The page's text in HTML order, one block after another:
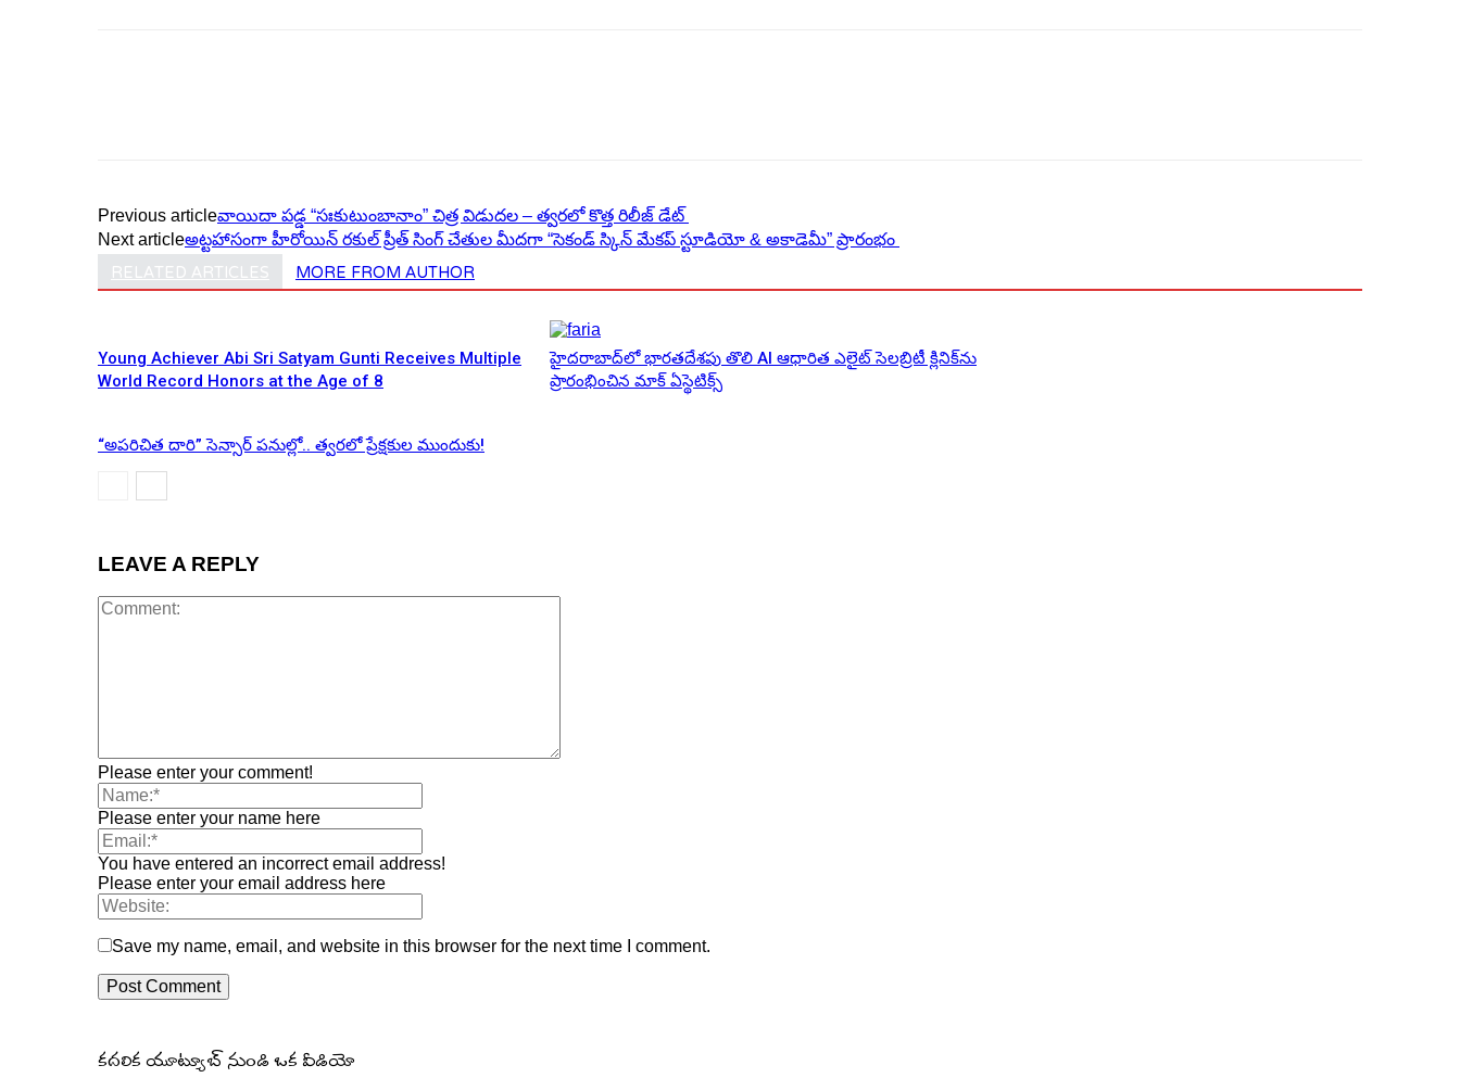
Previous articleవాయిదా పడ్డ “సఃకుటుంబానాం” చిత్ర విడుదల – త్వరలో కొత్త రిలీజ్ డేట్
Next articleఅట్టహాసంగా హీరోయిన్ రకుల్ ప్రీత్ సింగ్ చేతుల మీదగా “సెకండ్ స్కిన్ మేకప్ స్టూడియో & అకాడెమీ” ప్రారంభం
RELATED ARTICLES MORE FROM AUTHOR
Young Achiever Abi Sri Satyam Gunti Receives Multiple
World Record Honors at the Age of 8
హైదరాబాద్‌లో భారతదేశపు తొలి AI ఆధారిత ఎలైట్ సెలబ్రిటీ క్లినిక్‌ను
ప్రారంభించిన మాక్ ఏస్థెటిక్స్
“అపరిచిత దారి” సెన్సార్ పనుల్లో.. త్వరలో ప్రేక్షకుల ముందుకు!
LEAVE A REPLY
Please enter your comment!
Please enter your name here
You have entered an incorrect email address!
Please enter your email address here
Save my name, email, and website in this browser for the next time I comment.
కదలిక యూట్యూబ్ నుండి ఒక వీడియో